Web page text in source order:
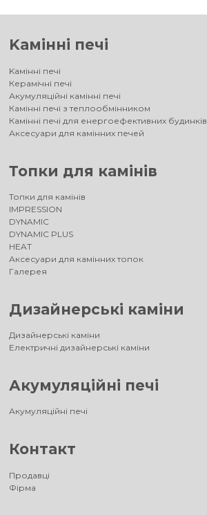
Kамінні печі
Kамінні печі
Керамічні печі
Акумуляційні камінні печі
Камінні печі з теплообмінником
Камінні печі для енергоефективних будинків
Аксесуари для камінних печей
Топки для камінів
Топки для камінів
IMPRESSION
DYNAMIC
DYNAMIC PLUS
HEAT
Аксесуари для камінних топок
Галерея
Дизайнерські каміни
Дизайнерські каміни
Електричні дизайнерські каміни
Акумуляційні печі
Акумуляційні печі
Контакт
Продавці
Фірма